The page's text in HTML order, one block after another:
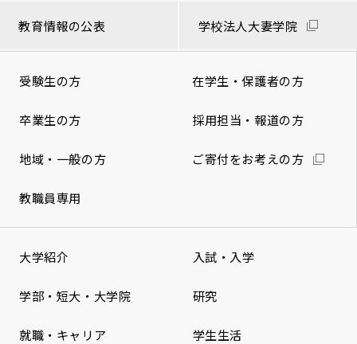
教育情報の公表 学校法人大妻学院
受験生の方 在学生・保護者の方
卒業生の方 採用担当・報道の方
地域・一般の方 ご寄付をお考えの方
教職員専用
大学紹介 入試・入学
学部・短大・大学院 研究
就職・キャリア 学生生活